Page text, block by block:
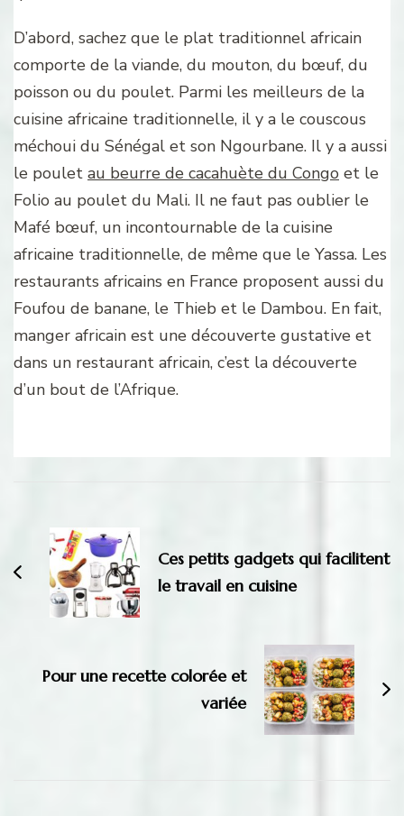
D’abord, sachez que le plat traditionnel africain
comporte de la viande, du mouton, du bœuf, du
poisson ou du poulet. Parmi les meilleurs de la
cuisine africaine traditionnelle, il y a le couscous
méchoui du Sénégal et son Ngourbane. Il y a aussi
le poulet au beurre de cacahuète du Congo et le
Folio au poulet du Mali. Il ne faut pas oublier le
Mafé bœuf, un incontournable de la cuisine
africaine traditionnelle, de même que le Yassa. Les
restaurants africains en France proposent aussi du
Foufou de banane, le Thieb et le Dambou. En fait,
manger africain est une découverte gustative et
dans un restaurant africain, c’est la découverte
d’un bout de l’Afrique.
d'article
Ces petits gadgets qui facilitent
le travail en cuisine
Pour une recette colorée et
variée